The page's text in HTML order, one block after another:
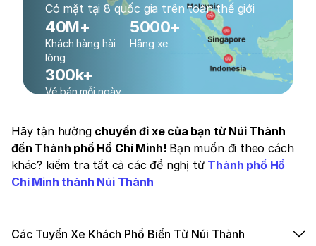
Có mặt tại 8 quốc gia trên toàn thế giới
40M+
Khách hàng hài
lòng
5000+
Hãng xe
300k+
Vé bán mỗi ngày
Hãy tận hưởng chuyến đi xe của bạn từ Núi Thành
đến Thành phố Hồ Chí Minh! Bạn muốn đi theo cách
khác? kiểm tra tất cả các đề nghị từ Thành phố Hồ
Chí Minh thành Núi Thành
Các Tuyến Xe Khách Phổ Biến Từ Núi Thành